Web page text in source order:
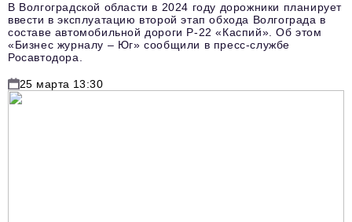
В Волгоградской области в 2024 году дорожники планирует
ввести в эксплуатацию второй этап обхода Волгограда в
составе автомобильной дороги Р-22 «Каспий». Об этом
«Бизнес журналу – Юг» сообщили в пресс-службе
Росавтодора.
25 марта 13:30